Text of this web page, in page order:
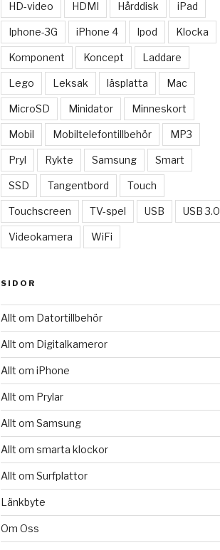
HD-video HDMI Hårddisk iPad
Iphone-3G iPhone 4 Ipod Klocka
Komponent Koncept Laddare
Lego Leksak läsplatta Mac
MicroSD Minidator Minneskort
Mobil Mobiltelefontillbehör MP3
Pryl Rykte Samsung Smart
SSD Tangentbord Touch
Touchscreen TV-spel USB USB 3.0
Videokamera WiFi
SIDOR
Allt om Datortillbehör
Allt om Digitalkameror
Allt om iPhone
Allt om Prylar
Allt om Samsung
Allt om smarta klockor
Allt om Surfplattor
Länkbyte
Om Oss